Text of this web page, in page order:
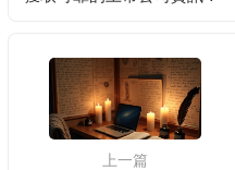
上一篇